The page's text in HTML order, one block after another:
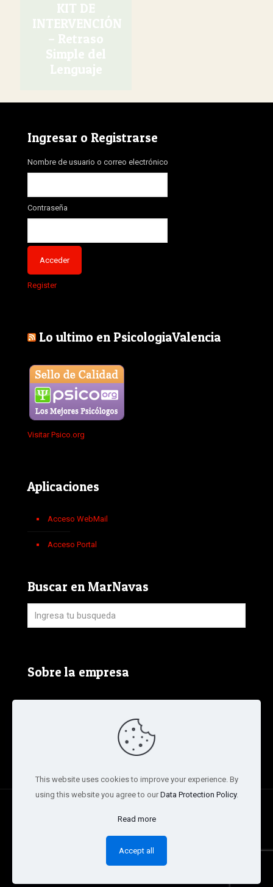
KIT DE
INTERVENCIÓN
– Retraso
Simple del
Lenguaje
precio
era:
35,00€.
precio
20,00€.
Ingresar o Registrarse
Nombre de usuario o correo electrónico
Contraseña
Register
Lo ultimo en PsicologiaValencia
Visitar Psico.org
Aplicaciones
Acceso WebMail
Acceso Portal
Buscar en MarNavas
Sobre la empresa
Términos y condiciones de la tienda
© 2020 Mar Navas. All Rights Reserved. Design by
This website uses cookies to improve your experience. By
using this website you agree to our Data Protection Policy.
Read more
Accept all